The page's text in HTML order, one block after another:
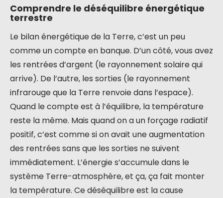
Comprendre le déséquilibre énergétique
terrestre
Le bilan énergétique de la Terre, c’est un peu
comme un compte en banque. D’un côté, vous avez
les rentrées d’argent (le rayonnement solaire qui
arrive). De l’autre, les sorties (le rayonnement
infrarouge que la Terre renvoie dans l’espace).
Quand le compte est à l’équilibre, la température
reste la même. Mais quand on a un forçage radiatif
positif, c’est comme si on avait une augmentation
des rentrées sans que les sorties ne suivent
immédiatement. L’énergie s’accumule dans le
système Terre-atmosphère, et ça, ça fait monter
la température. Ce déséquilibre est la cause